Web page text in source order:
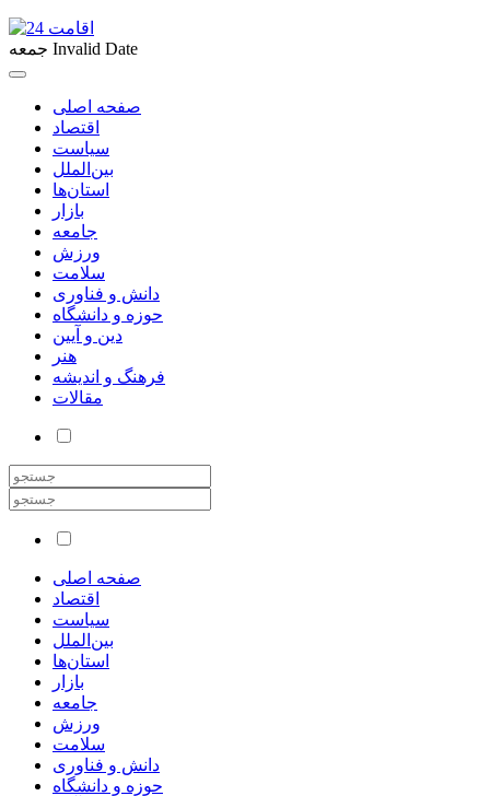
جمعه Invalid Date
صفحه اصلی
اقتصاد
سیاست
بین‌الملل
استان‌ها
بازار
جامعه
ورزش
سلامت
دانش و فناوری
حوزه و دانشگاه
دین و آیین
هنر
فرهنگ و اندیشه
مقالات
صفحه اصلی
اقتصاد
سیاست
بین‌الملل
استان‌ها
بازار
جامعه
ورزش
سلامت
دانش و فناوری
حوزه و دانشگاه